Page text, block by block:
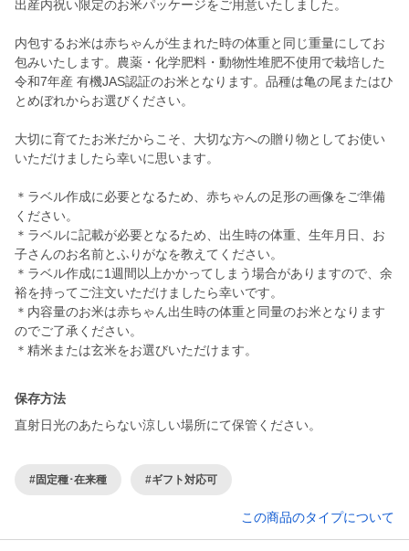
出産内祝い限定のお米パッケージをご用意いたしました。
内包するお米は赤ちゃんが生まれた時の体重と同じ重量にしてお
包みいたします。農薬・化学肥料・動物性堆肥不使用で栽培した
令和7年産 有機JAS認証のお米となります。品種は亀の尾またはひ
とめぼれからお選びください。
大切に育てたお米だからこそ、大切な方への贈り物としてお使い
いただけましたら幸いに思います。
＊ラベル作成に必要となるため、赤ちゃんの足形の画像をご準備
ください。
＊ラベルに記載が必要となるため、出生時の体重、生年月日、お
子さんのお名前とふりがなを教えてください。
＊ラベル作成に1週間以上かかってしまう場合がありますので、余
裕を持ってご注文いただけましたら幸いです。
＊内容量のお米は赤ちゃん出生時の体重と同量のお米となります
のでご了承ください。
保存方法
直射日光のあたらない涼しい場所にて保管ください。
#固定種･在来種 #ギフト対応可
この商品のタイプについて